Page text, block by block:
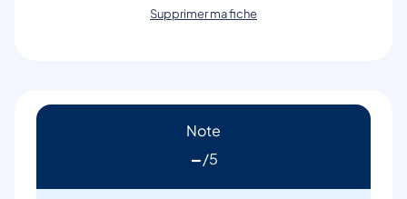
Supprimer ma fiche
Note
-